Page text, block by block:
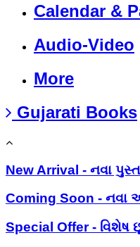
Calendar &
Audio-Video
More
Gujarati Books
New Arrival - નવા
Coming Soon - નવા
Special Offer - વિશેષ